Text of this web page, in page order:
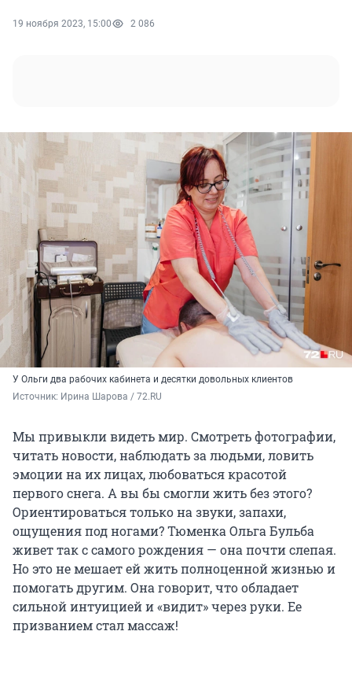
19 ноября 2023, 15:00 2 086
У Ольги два рабочих кабинета и десятки довольных клиентов
Источник: Ирина Шарова / 72.RU
Мы привыкли видеть мир. Смотреть фотографии,
читать новости, наблюдать за людьми, ловить
эмоции на их лицах, любоваться красотой
первого снега. А вы бы смогли жить без этого?
Ориентироваться только на звуки, запахи,
ощущения под ногами? Тюменка Ольга Бульба
живет так с самого рождения — она почти слепая.
Но это не мешает ей жить полноценной жизнью и
помогать другим. Она говорит, что обладает
сильной интуицией и «видит» через руки. Ее
призванием стал массаж!